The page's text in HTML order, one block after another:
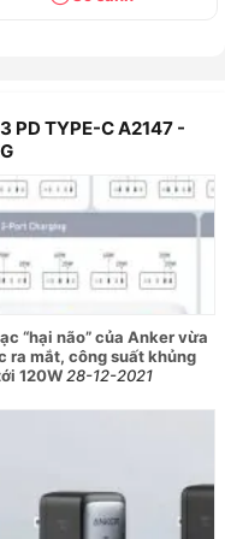
nhỏ.
PD TYPE-C A2147 -
“hại não” của Anker vừa
ra mắt, công suất khủng
120W28-12-2021